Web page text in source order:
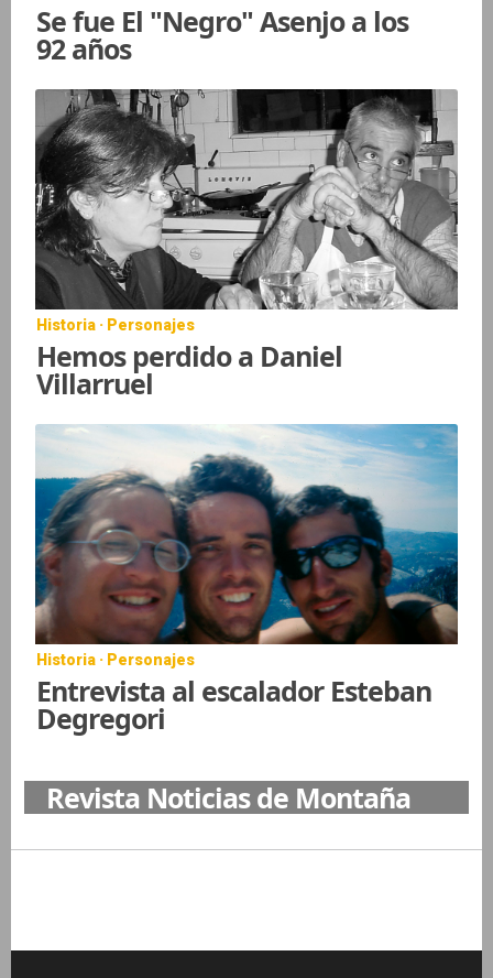
Se fue El "Negro" Asenjo a los
92 años
Historia · Personajes
Hemos perdido a Daniel
Villarruel
Historia · Personajes
Entrevista al escalador Esteban
Degregori
Revista Noticias de Montaña